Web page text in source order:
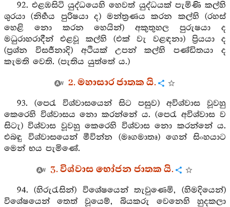
92. එළඹසිටි යුද්ධයෙහි හෙවත් යුද්ධයක් පැමිණි කල්හි
ශුරයා (නිර්‍භය පුරිෂයා ද) මන්ත්‍රණය කරන කල්හි (රහස්
හෙළි නො කරන හෙයින්) අකුතුහල පුරුෂයා ද
මධුරාහරාදීන් එළවූ කල්හි (එක් වැ වළඳනා) ප්‍රියයා ද
(ප්‍රශ්න විසර්‍ජනාදි) අථියක් උපන් කල්හි පණ්ඩිතයා ද
කැමති වෙති. (පැතිය යුත්තේ ය.)
2. මහාසාර ජාතක යි.
93. (පෙරැ විශ්වාසයෙන් සිට පසුව) අවිශ්වාස වූවහු
කෙරෙහි විශ්වාසය නො කරන්නේ ය. (පෙරැ අවිශ්වාස ව
සිටැ) විශ්වාස වූවහු කෙරෙහි විශ්වාස නො කරන්නේ ය.
එබඳු විශ්වාසයෙන් මීවින්න (මෘගමාතෘ) ගෙන් සිංහයාට
මෙන් භය පැමිණේ.
3. විශ්වාස භෝජන ජාතක යි.
94. (හිරුරැසින්) විශේෂයෙන් තැවුණෙමි, (හිමදියෙන්)
විශේෂයෙන් තෙත් වූයෙම්, බියකරු වෙනෙහි හුදකලා